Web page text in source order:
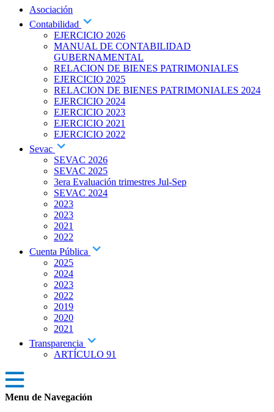
Asociación
Contabilidad
EJERCICIO 2026
MANUAL DE CONTABILIDAD
GUBERNAMENTAL
RELACION DE BIENES PATRIMONIALES
EJERCICIO 2025
RELACION DE BIENES PATRIMONIALES 2024
EJERCICIO 2024
EJERCICIO 2023
EJERCICIO 2021
EJERCICIO 2022
Sevac
SEVAC 2026
SEVAC 2025
3era Evaluación trimestres Jul-Sep
SEVAC 2024
2023
2023
2021
2022
Cuenta Pública
2025
2024
2023
2022
2019
2020
2021
Transparencia
ARTÍCULO 91
Menu de Navegación